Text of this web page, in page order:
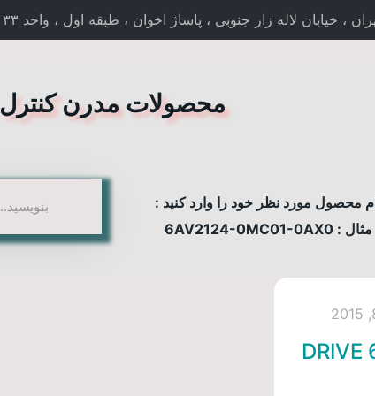
لاله زار جنوبی ، پاساژ اخوان ، طبقه اول ، واحد ۳۳ .
محصولات مدرن کنترل
محصول مورد نظر خود را وارد کنید :
مثال : 6AV2124-0MC01-0AX0
DRIVE